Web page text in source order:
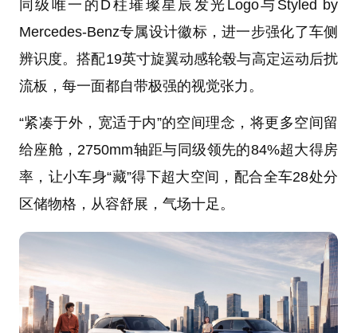
同级唯一的D柱璀璨星辰发光Logo与Styled by
Mercedes-Benz专属设计徽标，进一步强化了车侧
辨识度。搭配19英寸旋翼动感轮毂与高定运动后扰
流板，每一面都自带极强的视觉张力。
“紧凑于外，宽适于内”的空间理念，将更多空间留
给座舱，2750mm轴距与同级领先的84%超大得房
率，让小车身“藏”得下超大空间，配合全车28处分
区储物格，从容舒展，气场十足。